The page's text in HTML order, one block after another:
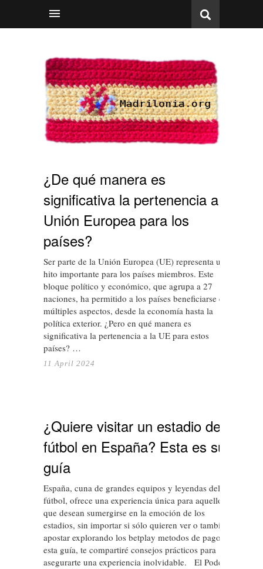
¿De qué manera es
significativa la pertenencia a la
Unión Europea para los
países?
Ser parte de la Unión Europea (UE) representa un
hito importante para los países miembros. Este
bloque político y económico, que agrupa a 27
naciones, ha permitido a los países beneficiarse en
múltiples aspectos, desde la economía hasta la
política exterior. ¿Pero en qué manera es
significativa la pertenencia a la UE para estos
países? …
11 April 2024
¿Quiere visitar un estadio de
fútbol en España? Esta es su
guía
España, cuna de grandes equipos y leyendas del
fútbol, ofrece una experiencia única para aquellos
que desean sumergirse en la emoción de los
estadios, sin importar si sólo quieren ver o también
apostar explorando los betplay metodos de pago. En
esta guía, te compartiré consejos prácticos para
asegurarte una experiencia inolvidable. El Poder de